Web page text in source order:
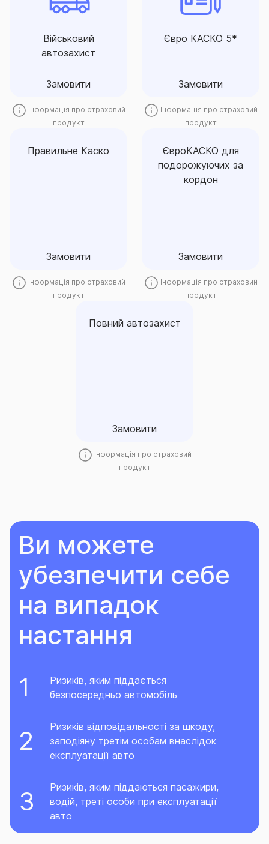
Військовий
автозахист
Замовити
Військовий автозахист - це
від воєнних ризиків: від
пошкодження до повного
знищення.
Інформація про страховий
продукт
Євро КАСКО 5*
Замовити
Договір «ЄвроКАСКО 5
зірок» – 5 програм
автомобіля за оптимальною
Інформація про страховий
продукт
Правильне Каско
Замовити
Інформація про страховий
продукт
ЄвроКАСКО для
подорожуючих за
кордон
Замовити
ЄвроКАСКО для
подорожуючих за
Інформація про страховий
продукт
Повний автозахист
Замовити
Повний автозахист
Інформація про страховий
продукт
Ви можете
убезпечити себе
на випадок
настання
Ризиків, яким піддається
безпосередньо автомобіль
Ризиків відповідальності за шкоду,
заподіяну третім особам внаслідок
експлуатації авто
Ризиків, яким піддаються пасажири,
водій, треті особи при експлуатації
авто